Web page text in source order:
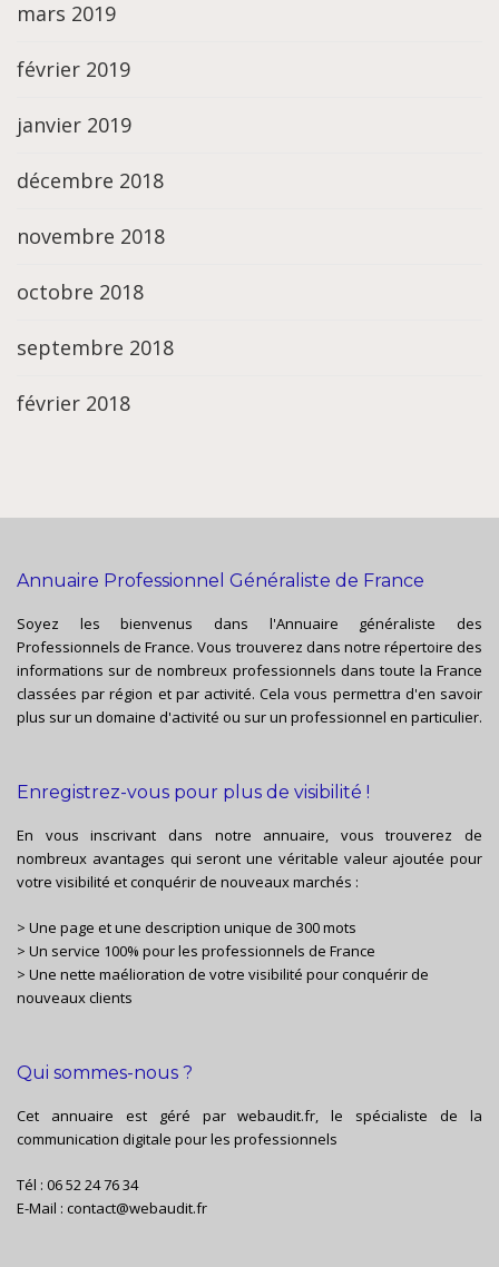
mars 2019
février 2019
janvier 2019
décembre 2018
novembre 2018
octobre 2018
septembre 2018
février 2018
Annuaire Professionnel Généraliste de France
Soyez les bienvenus dans l'Annuaire généraliste des
Professionnels de France. Vous trouverez dans notre répertoire des
informations sur de nombreux professionnels dans toute la France
classées par région et par activité. Cela vous permettra d'en savoir
plus sur un domaine d'activité ou sur un professionnel en particulier.
Enregistrez-vous pour plus de visibilité !
En vous inscrivant dans notre annuaire, vous trouverez de
nombreux avantages qui seront une véritable valeur ajoutée pour
votre visibilité et conquérir de nouveaux marchés :
> Une page et une description unique de 300 mots
> Un service 100% pour les professionnels de France
> Une nette maélioration de votre visibilité pour conquérir de
nouveaux clients
Qui sommes-nous ?
Cet annuaire est géré parwebaudit.fr, le spécialiste de la
communication digitale pour les professionnels
Tél : 06 52 24 76 34
E-Mail : contact@webaudit.fr